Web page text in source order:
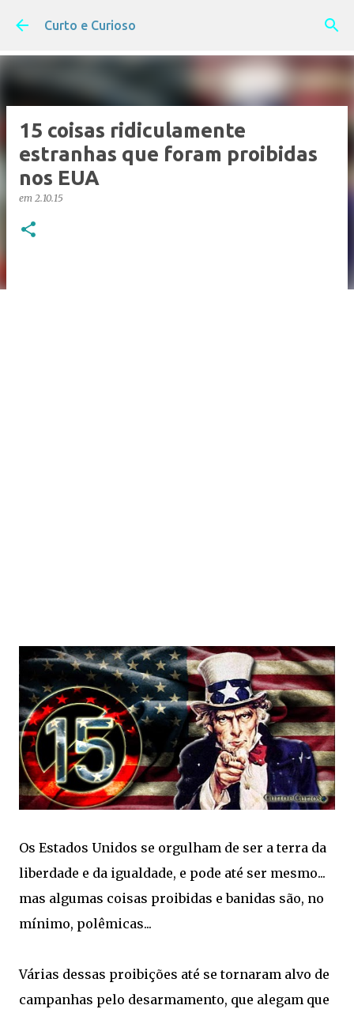
Pular para o conteúdo principal
Curto e Curioso
15 coisas ridiculamente
estranhas que foram proibidas
nos EUA
em 2.10.15
Os Estados Unidos se orgulham de ser a terra da
liberdade e da igualdade, e pode até ser mesmo...
mas algumas coisas proibidas e banidas são, no
mínimo, polêmicas...
Várias dessas proibições até se tornaram alvo de
campanhas pelo desarmamento, que alegam que